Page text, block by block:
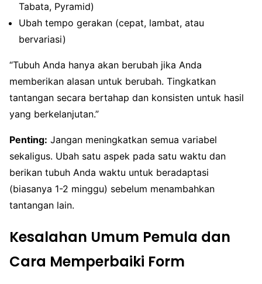
Tabata, Pyramid)
Ubah tempo gerakan (cepat, lambat, atau
bervariasi)
“Tubuh Anda hanya akan berubah jika Anda
memberikan alasan untuk berubah. Tingkatkan
tantangan secara bertahap dan konsisten untuk hasil
yang berkelanjutan.”
Penting: Jangan meningkatkan semua variabel
sekaligus. Ubah satu aspek pada satu waktu dan
berikan tubuh Anda waktu untuk beradaptasi
(biasanya 1-2 minggu) sebelum menambahkan
tantangan lain.
Kesalahan Umum Pemula dan
Cara Memperbaiki Form